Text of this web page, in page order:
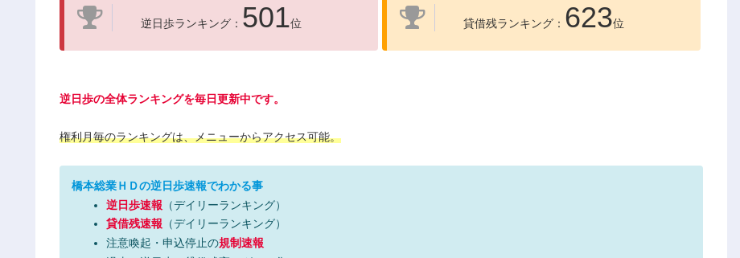
逆日歩ランキング： 501位 貸借残ランキング： 623位
逆日歩の全体ランキングを毎日更新中です。
権利月毎のランキングは、メニューからアクセス可能。
橋本総業ＨＤの逆日歩速報でわかる事
逆日歩速報 （デイリーランキング）
貸借残速報 （デイリーランキング）
注意喚起・申込停止の規制速報